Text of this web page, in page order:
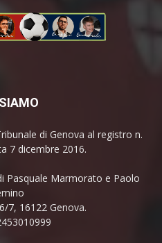
di Genova al registro n.
7 dicembre 2016.
Pasquale Marmorato e Paolo
7, 16122 Genova.